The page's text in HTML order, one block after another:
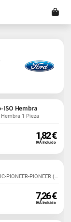
Hembra
1 Pieza
1,82 €
IVA Incluido
CLARION-KENWOOD-LG-PANASONIC-PIONEER-PIONEER (TYPE...
7,26 €
IVA Incluido